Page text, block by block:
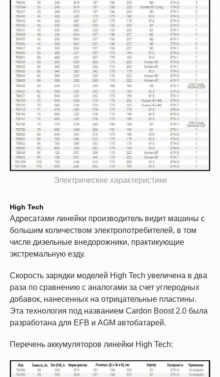
Электрические характеристики
High Tech
Адресатами линейки производитель видит машины с
большим количеством электропотребителей, в том
числе дизельные внедорожники, практикующие
экстремальную езду.
Скорость зарядки моделей High Tech увеличена в два
раза по сравнению с аналогами за счет углеродных
добавок, нанесенных на отрицательные пластины.
Эта технология под названием Cardon Boost 2.0 была
разработана для EFB и AGM автобатарей.
Перечень аккумуляторов линейки High Tech: